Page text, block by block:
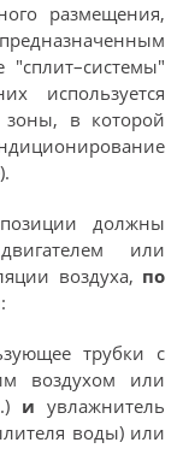
размещения,
используется
зоны, в которой
должны
или
воздуха, по
трубки с
воздухом или
и увлажнитель
воды) или